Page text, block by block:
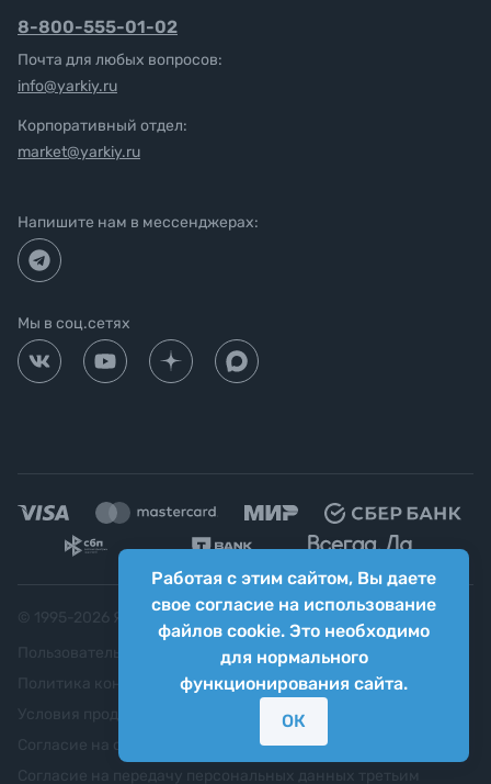
Работая с этим сайтом, Вы даете
свое согласие на использование
файлов cookie. Это необходимо
для нормального
функционирования сайта.
ОК
8-800-555-01-02
Почта для любых вопросов:
info@yarkiy.ru
Корпоративный отдел:
market@yarkiy.ru
Напишите нам в мессенджерах:
Мы в соц.сетях
Яркий фотомаркет ("Яркий Мир")
Пользовательское соглашение
Политика конфиденциальности
Согласие на обработку персональных данных
Согласие на передачу персональных данных третьим